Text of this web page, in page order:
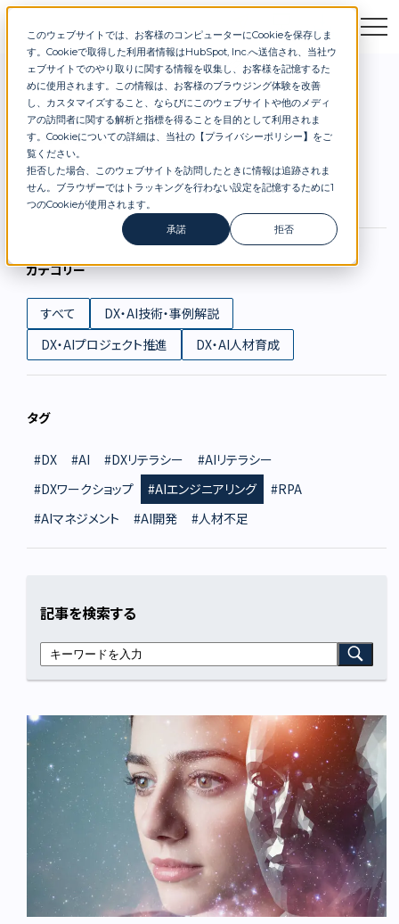
このウェブサイトでは、お客様のコンピューターにCookieを保存しま
す。Cookieで取得した利用者情報はHubSpot, Inc.へ送信され、当社ウ
ェブサイトでのやり取りに関する情報を収集し、お客様を記憶するた
めに使用されます。この情報は、お客様のブラウジング体験を改善
し、カスタマイズすること、ならびにこのウェブサイトや他のメディ
アの訪問者に関する解析と指標を得ることを目的として利用されま
す。Cookieについての詳細は、当社の【プライバシーポリシー】 をご
覧ください。
拒否した場合、このウェブサイトを訪問したときに情報は追跡されま
せん。ブラウザーではトラッキングを行わない設定を記憶するために1
つのCookieが使用されます。
承諾
拒否
お問合せ セミナー 資料DL
DXブログ 「AIエンジニアリング」の記事
DX BLOG
DXブログ
カテゴリー
すべて
DX・AI技術・事例解説
DX・AIプロジェクト推進
DX・AI人材育成
タグ
#DX #AI #DXリテラシー
#AIリテラシー
#DXワークショップ
#AIエンジニアリング
#RPA
#AIマネジメント
#AI開発 #人材不足
記事を検索する